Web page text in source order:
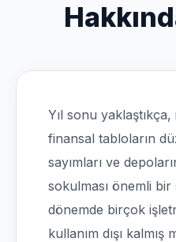
Yıl sonu
finansal tabloların
sayımları ve
sokulması önemli
dönemde birçok
kullanım dışı kalmış